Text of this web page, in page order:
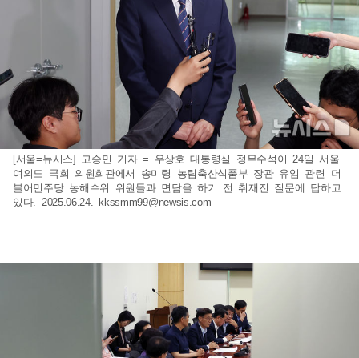
[서울=뉴시스] 고승민 기자 = 우상호 대통령실 정무수석이 24일 서울
여의도 국회 의원회관에서 송미령 농림축산식품부 장관 유임 관련 더
불어민주당 농해수위 위원들과 면담을 하기 전 취재진 질문에 답하고
있다. 2025.06.24. kkssmm99@newsis.com